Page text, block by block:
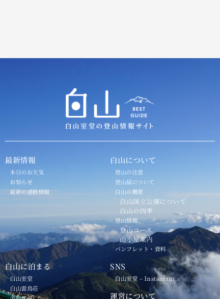
最新情報
本日のお天気
お知らせ
最新の道路情報
白山について
登山の注意
登山届について
白山の概要
白山国立公園について
白山の四季
登山情報
登山コース
山小屋案内
パンフレット・資料
白山に泊まる
白山室堂
白山雷鳥荘
SNS
白山室堂 – Instagram
運営について